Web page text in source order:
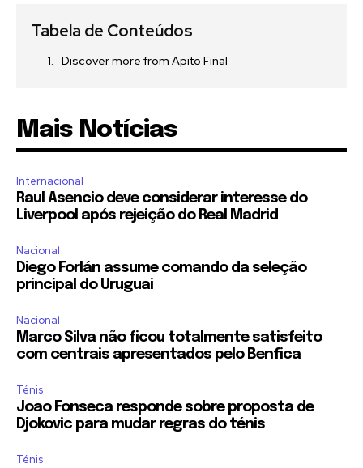
Tabela de Conteúdos
Discover more from Apito Final
Mais Notícias
Internacional
Raul Asencio deve considerar interesse do
Liverpool após rejeição do Real Madrid
Nacional
Diego Forlán assume comando da seleção
principal do Uruguai
Nacional
Marco Silva não ficou totalmente satisfeito
com centrais apresentados pelo Benfica
Ténis
Joao Fonseca responde sobre proposta de
Djokovic para mudar regras do ténis
Ténis